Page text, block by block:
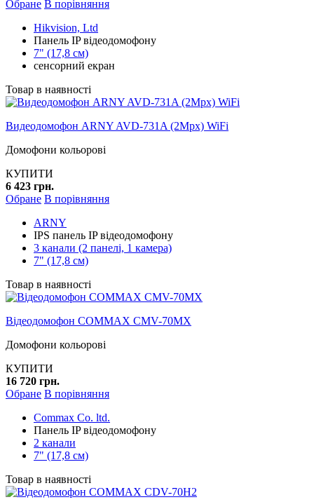
Обране В порівняння
Hikvision, Ltd
Панель IP відеодомофону
7" (17,8 см)
сенсорний екран
Товар в наявності
Видеодомофон ARNY AVD-731A (2Mpx) WiFi
Домофони кольорові
КУПИТИ
6 423 грн.
Обране В порівняння
ARNY
IPS панель IP відеодомофону
3 канали (2 панелі, 1 камера)
7" (17,8 см)
Товар в наявності
Відеодомофон COMMAX CMV-70MX
Домофони кольорові
КУПИТИ
16 720 грн.
Обране В порівняння
Commax Co. ltd.
Панель IP відеодомофону
2 канали
7" (17,8 см)
Товар в наявності